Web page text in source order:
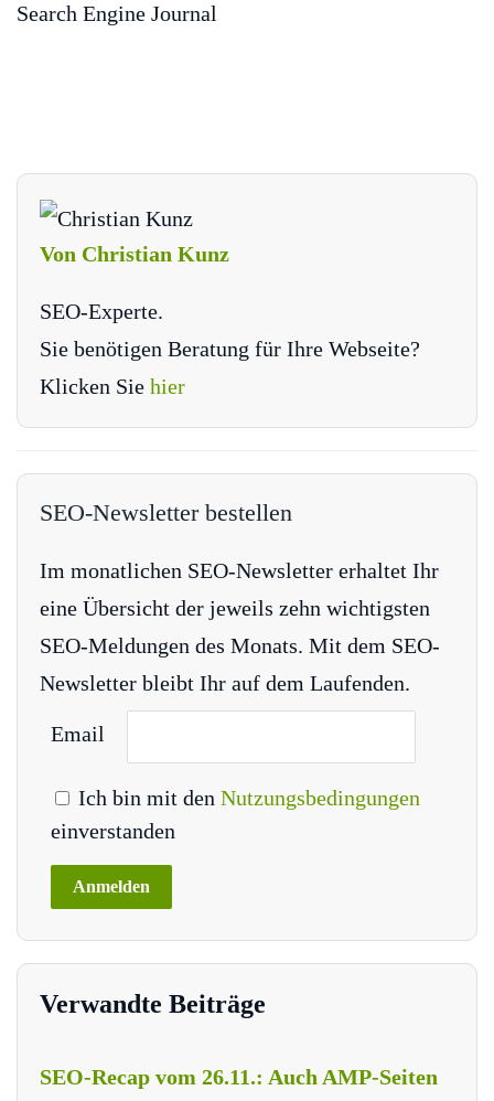
Search Engine Journal
Von Christian Kunz
SEO-Experte.
Sie benötigen Beratung für Ihre Webseite?
Klicken Sie hier
SEO-Newsletter bestellen
Im monatlichen SEO-Newsletter erhaltet Ihr
eine Übersicht der jeweils zehn wichtigsten
SEO-Meldungen des Monats. Mit dem SEO-
Newsletter bleibt Ihr auf dem Laufenden.
Email
Ich bin mit den Nutzungsbedingungen
einverstanden
Verwandte Beiträge
SEO-Recap vom 26.11.: Auch AMP-Seiten